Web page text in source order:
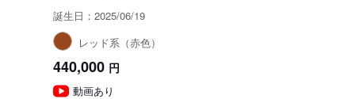
誕生日：2025/06/19
レッド系（赤色）
440,000 円
動画あり